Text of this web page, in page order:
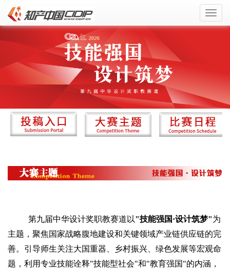
第九届中华设计奖职教赛道以"技能强国·设计筑梦"为
主题，聚焦国家战略腹地建设和关键领域产业链供应链的完
善。引导师生关注大国重器、乡村振兴、绿色发展等宏观命
题，利用专业技能诠释"技能型社会"和"教育强国"的内涵，